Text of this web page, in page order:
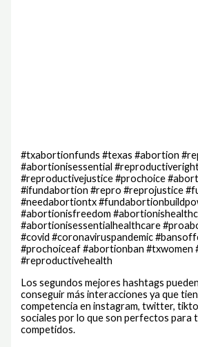
#txabortionfunds #texas #abortion
#abortionisessential
#reproductivejustice #prochoice
#ifundabortion #repro #reprojustice
#needabortiontx
#abortionisfreedom
#abortionisessentialhealthcare
#covid #coronaviruspandemic
#prochoiceaf #abortionban #txwomen
#reproductivehealth
Los segundos mejores hashtags
conseguir más interacciones ya que
competencia en instagram, twitter,
sociales por lo que son perfectos para
competidos.